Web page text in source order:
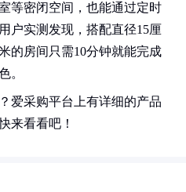
等密闭空间，也能通过定时
户实测发现，搭配直径15厘
的房间只需10分钟就能完成
。
爱采购平台上有详细的产品
来看看吧！